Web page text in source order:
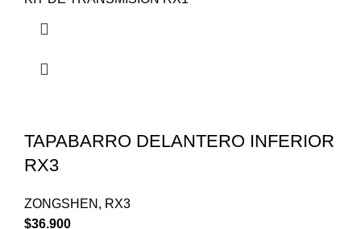
TAPABARRO DELANTERO INFERIOR
RX3
ZONGSHEN , RX3
$36.900